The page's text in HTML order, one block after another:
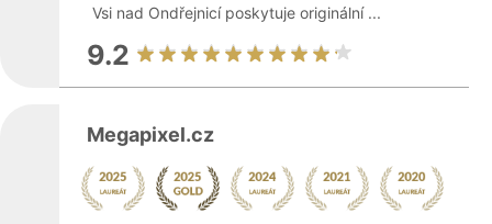
Vsi nad Ondřejnicí poskytuje originální ...
9.2
Megapixel.cz